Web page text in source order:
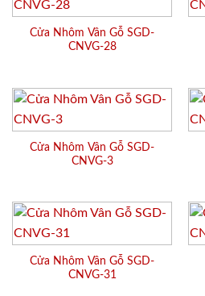
Cửa Nhôm Vân Gỗ SGD-
CNVG-28
Cửa Nhôm Vân Gỗ SGD-
CNVG-3
Cửa Nhôm Vân Gỗ SGD-
CNVG-31